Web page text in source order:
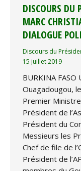
DISCOURS DU
MARC
DIALOGUE
Discours du
15 juillet 2019
BURKINA
Ouagadougou,
Premier
Président de
Président du
Messieurs les
Chef de file de
Président de